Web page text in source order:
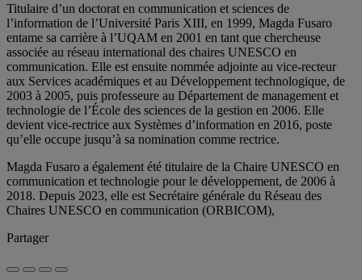
Titulaire d’un doctorat en communication et sciences de
l’information de l’Université Paris XIII, en 1999, Magda Fusaro
entame sa carrière à l’UQAM en 2001 en tant que chercheuse
associée au réseau international des chaires UNESCO en
communication. Elle est ensuite nommée adjointe au vice-recteur
aux Services académiques et au Développement technologique, de
2003 à 2005, puis professeure au Département de management et
technologie de l’École des sciences de la gestion en 2006. Elle
devient vice-rectrice aux Systèmes d’information en 2016, poste
qu’elle occupe jusqu’à sa nomination comme rectrice.
Magda Fusaro a également été titulaire de la Chaire UNESCO en
communication et technologie pour le développement, de 2006 à
2018. Depuis 2023, elle est Secrétaire générale du Réseau des
Chaires UNESCO en communication (ORBICOM),
Partager